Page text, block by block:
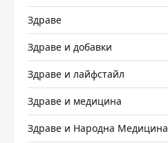
Здраве
Здраве и добавки
Здраве и лайфстайл
Здраве и медицина
Здраве и Народна Медицина